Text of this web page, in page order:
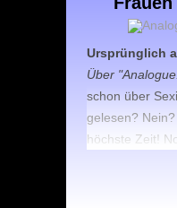
Ursprünglich
Über
schon über
gelesen?
höchste Zeit!